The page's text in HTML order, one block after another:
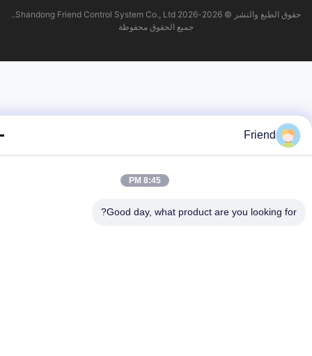
حقوق الطبع والنشر © 2026-2026 Shandong Friend Control System Co., Ltd..
جميع الحقوق محفوظة
Friend
8:45 PM
Good day, what product are you looking